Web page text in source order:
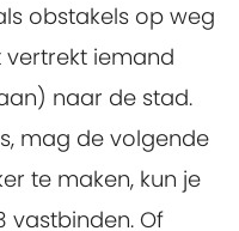
obstakels op weg
iemand
naar de stad.
mag de volgende
te maken, kun je
vastbinden. Of